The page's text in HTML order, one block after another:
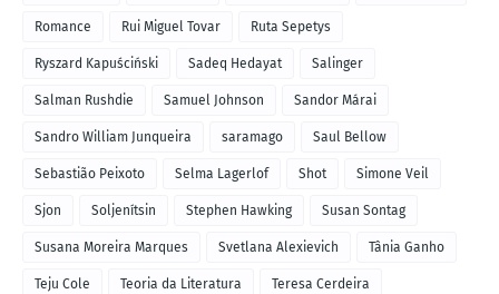
Romance Rui Miguel Tovar Ruta Sepetys
Ryszard Kapuściński Sadeq Hedayat Salinger
Salman Rushdie Samuel Johnson Sandor Márai
Sandro William Junqueira saramago Saul Bellow
Sebastião Peixoto Selma Lagerlof Shot Simone Veil
Sjon Soljenítsin Stephen Hawking Susan Sontag
Susana Moreira Marques Svetlana Alexievich Tânia Ganho
Teju Cole Teoria da Literatura Teresa Cerdeira